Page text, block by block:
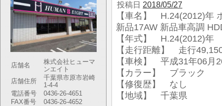
店舗名
株式会社ヒューマ
ンエイト
店舗住所
千葉県市原市岩崎
1-4-4
電話番号
0436-26-4651
FAX番号
0436-26-4652
投稿日 2018/05/27
【車名】 H.24(2012)年
新品17AW 新品車高調
【年式】 H.24(2012)年
【走行距離】 走行
【車検】 平成31年06月
【カラー】 ブラック
【修復歴】 なし
【地域】 千葉県